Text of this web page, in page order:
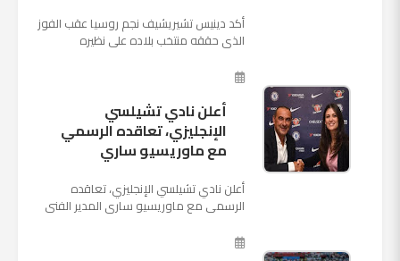
أكد دينيس تشيريشيف نجم روسيا عقب الفوز
الذي حققه منتخب بلاده على نظيره
كأس العالم بأنه تدرب على هد...
أعلن نادي تشيلسي
الإنجليزي، تعاقده الرسمي
مع ماوريسيو ساري
أعلن نادي تشيلسي الإنجليزي، تعاقده
الرسمي مع ماوريسيو ساري المدير الفني
المقبل وخلافة أنطونيو كو...